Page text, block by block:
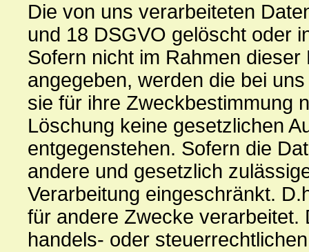
Die von uns verarbeiteten
und 18 DSGVO gelöscht oder
Sofern nicht im Rahmen
angegeben, werden die bei
sie für ihre Zweckbestimmung
Löschung keine gesetzlichen
entgegenstehen. Sofern die
andere und gesetzlich
Verarbeitung eingeschränkt.
für andere Zwecke verarbeitet.
handels- oder